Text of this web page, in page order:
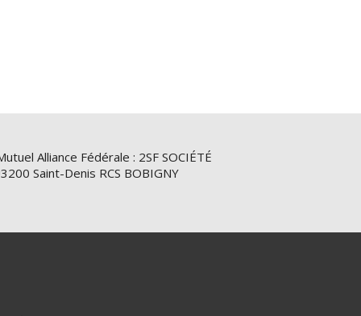
Alliance Fédérale : 2SF SOCIÉTÉ
Saint-Denis RCS BOBIGNY